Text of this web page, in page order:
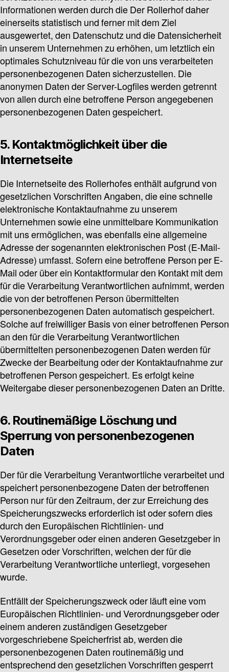
Informationen werden durch die Der Rollerhof daher
einerseits statistisch und ferner mit dem Ziel
ausgewertet, den Datenschutz und die Datensicherheit
in unserem Unternehmen zu erhöhen, um letztlich ein
optimales Schutzniveau für die von uns verarbeiteten
personenbezogenen Daten sicherzustellen. Die
anonymen Daten der Server-Logfiles werden getrennt
von allen durch eine betroffene Person angegebenen
personenbezogenen Daten gespeichert.
5. Kontaktmöglichkeit über die
Internetseite
Die Internetseite des Rollerhofes enthält aufgrund von
gesetzlichen Vorschriften Angaben, die eine schnelle
elektronische Kontaktaufnahme zu unserem
Unternehmen sowie eine unmittelbare Kommunikation
mit uns ermöglichen, was ebenfalls eine allgemeine
Adresse der sogenannten elektronischen Post (E-Mail-
Adresse) umfasst. Sofern eine betroffene Person per E-
Mail oder über ein Kontaktformular den Kontakt mit dem
für die Verarbeitung Verantwortlichen aufnimmt, werden
die von der betroffenen Person übermittelten
personenbezogenen Daten automatisch gespeichert.
Solche auf freiwilliger Basis von einer betroffenen Person
an den für die Verarbeitung Verantwortlichen
übermittelten personenbezogenen Daten werden für
Zwecke der Bearbeitung oder der Kontaktaufnahme zur
betroffenen Person gespeichert. Es erfolgt keine
Weitergabe dieser personenbezogenen Daten an Dritte.
6. Routinemäßige Löschung und
Sperrung von personenbezogenen
Daten
Der für die Verarbeitung Verantwortliche verarbeitet und
speichert personenbezogene Daten der betroffenen
Person nur für den Zeitraum, der zur Erreichung des
Speicherungszwecks erforderlich ist oder sofern dies
durch den Europäischen Richtlinien- und
Verordnungsgeber oder einen anderen Gesetzgeber in
Gesetzen oder Vorschriften, welchen der für die
Verarbeitung Verantwortliche unterliegt, vorgesehen
wurde.
Entfällt der Speicherungszweck oder läuft eine vom
Europäischen Richtlinien- und Verordnungsgeber oder
einem anderen zuständigen Gesetzgeber
vorgeschriebene Speicherfrist ab, werden die
personenbezogenen Daten routinemäßig und
entsprechend den gesetzlichen Vorschriften gesperrt